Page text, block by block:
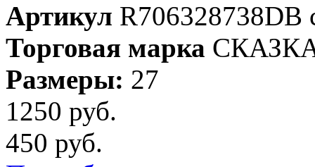
Артикул R706328738DB
Торговая марка
Размеры: 27
1250 руб.
450 руб.